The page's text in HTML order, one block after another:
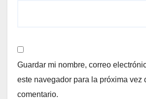
Guardar mi nombre, correo
este navegador para la próxima vez
comentario.